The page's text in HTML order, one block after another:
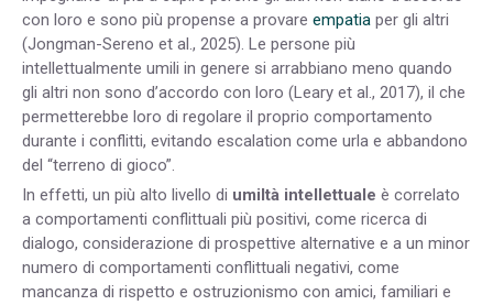
con loro e sono più propense a provare empatia per gli altri
(Jongman-Sereno et al., 2025). Le persone più
intellettualmente umili in genere si arrabbiano meno quando
gli altri non sono d’accordo con loro (Leary et al., 2017), il che
permetterebbe loro di regolare il proprio comportamento
durante i conflitti, evitando escalation come urla e abbandono
del “terreno di gioco”.
In effetti, un più alto livello di umiltà intellettuale è correlato
a comportamenti conflittuali più positivi, come ricerca di
dialogo, considerazione di prospettive alternative e a un minor
numero di comportamenti conflittuali negativi, come
mancanza di rispetto e ostruzionismo con amici, familiari e